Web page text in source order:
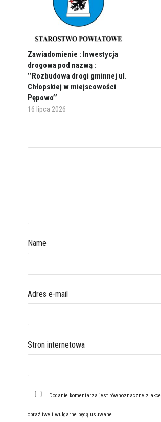
Zawiadomienie : Inwestycja
drogowa pod nazwą :
’’Rozbudowa drogi gminnej ul.
Chłopskiej w miejscowości
Pępowo’’
16 lipca 2026
Name
Adres e-mail
Stron internetowa
Dodanie komentarza jest równoznaczne z
obraźliwe i wulgarne będą usuwane.